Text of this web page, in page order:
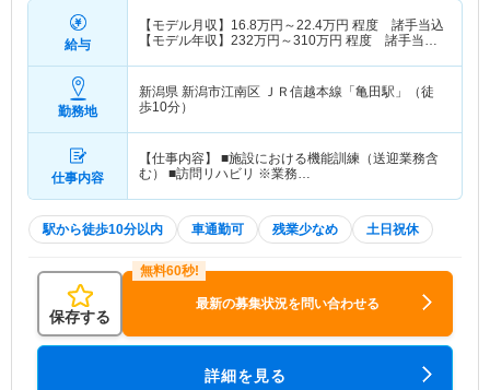
給与
【モデル月収】 16.8万円～22.4万円 程度 諸手当込
【モデル年収】 232万円～310万円 程度 諸手当・
勤務地
新潟県 新潟市江南区 ＪＲ信越本線「亀田駅」（徒
歩10分）
仕事内容
【仕事内容】 ■施設における機能訓練（送迎業務含
む） ■訪問リハビリ ※業務…
駅から徒歩10分以内 車通勤可 残業少なめ 土日祝休
保存する
最新の募集状況を問い合わせる
詳細を見る